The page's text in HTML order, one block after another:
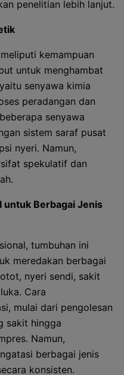
penelitian lebih lanjut.
kemampuan
untuk menghambat
senyawa kimia
peradangan dan
senyawa
sistem saraf pusat
nyeri. Namun,
spekulatif dan
untuk Berbagai Jenis
tumbuhan ini
meredakan berbagai
nyeri sendi, sakit
Cara
mulai dari pengolesan
sakit hingga
Namun,
berbagai jenis
konsisten.